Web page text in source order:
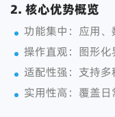
2. 核心优势概览
功能集中：应用
操作直观：图形
适配性强：支持
实用性高：覆盖